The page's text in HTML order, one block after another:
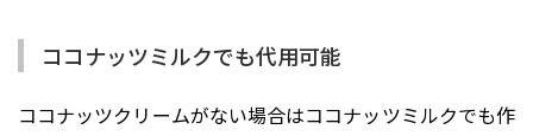
ココナッツミルクでも代用可能
ココナッツクリームがない場合はココナッツミルクでも作